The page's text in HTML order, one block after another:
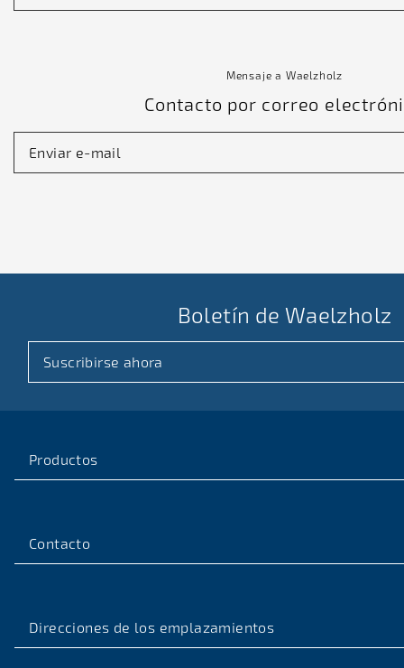
Mensaje a Waelzholz
Contacto por correo
Enviar e-mail
Boletín de Waelzholz
Suscribirse ahora
Productos
Contacto
Direcciones de los emplazamientos